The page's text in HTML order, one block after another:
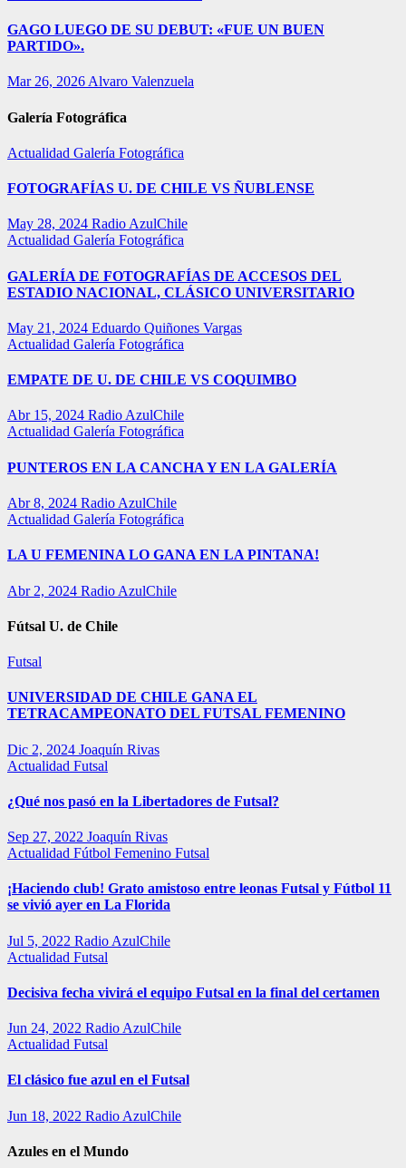
GAGO LUEGO DE SU DEBUT: «FUE UN BUEN
PARTIDO».
Mar 26, 2026 Alvaro Valenzuela
Galería Fotográfica
Actualidad Galería Fotográfica
FOTOGRAFÍAS U. DE CHILE VS ÑUBLENSE
May 28, 2024 Radio AzulChile
Actualidad Galería Fotográfica
GALERÍA DE FOTOGRAFÍAS DE ACCESOS DEL
ESTADIO NACIONAL, CLÁSICO UNIVERSITARIO
May 21, 2024 Eduardo Quiñones Vargas
Actualidad Galería Fotográfica
EMPATE DE U. DE CHILE VS COQUIMBO
Abr 15, 2024 Radio AzulChile
Actualidad Galería Fotográfica
PUNTEROS EN LA CANCHA Y EN LA GALERÍA
Abr 8, 2024 Radio AzulChile
Actualidad Galería Fotográfica
LA U FEMENINA LO GANA EN LA PINTANA!
Abr 2, 2024 Radio AzulChile
Fútsal U. de Chile
Futsal
UNIVERSIDAD DE CHILE GANA EL
TETRACAMPEONATO DEL FUTSAL FEMENINO
Dic 2, 2024 Joaquín Rivas
Actualidad Futsal
¿Qué nos pasó en la Libertadores de Futsal?
Sep 27, 2022 Joaquín Rivas
Actualidad Fútbol Femenino Futsal
¡Haciendo club! Grato amistoso entre leonas Futsal y Fútbol 11
se vivió ayer en La Florida
Jul 5, 2022 Radio AzulChile
Actualidad Futsal
Decisiva fecha vivirá el equipo Futsal en la final del certamen
Jun 24, 2022 Radio AzulChile
Actualidad Futsal
El clásico fue azul en el Futsal
Jun 18, 2022 Radio AzulChile
Azules en el Mundo